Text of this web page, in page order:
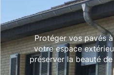
Protéger vos pavés
votre espace
préserver la beauté